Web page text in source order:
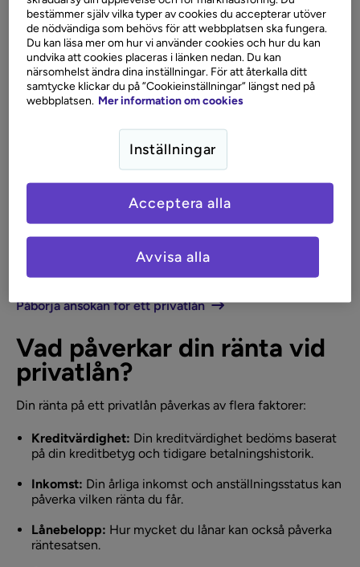
kompensation för att använda pengarna. Om du sparar
pengar, betalar banken ränta till dig som en belöning för
att du sätter in pengar hos dem.
Exempel på ränta
betalar du 5 000 kronor i ränta per år.
Räntor hos Collector
Hos oss på Collector erbjuder vi konkurrenskraftiga
räntor, oavsett om du behöver ett privatlån, kreditkort
eller vill öppna ett sparkonto.
Se våra aktuella sparräntor
Påbörja ansökan för ett privatlån
Vad påverkar din ränta vid
privatlån?
Din ränta på ett privatlån påverkas av flera faktorer:
Kreditvärdighet: Din kreditvärdighet bedöms baserat
på din kreditbetyg och tidigare betalningshistorik.
Inkomst: Din årliga inkomst och anställningsstatus kan
påverka vilken ränta du får.
Lånebelopp: Hur mycket du lånar kan också påverka
räntesatsen.
bestämmer själv vilka typer av cookies du accepterar utöver
de nödvändiga som behövs för att webbplatsen ska fungera.
Du kan läsa mer om hur vi använder cookies och hur du kan
undvika att cookies placeras i länken nedan. Du kan
närsomhelst ändra dina inställningar. För att återkalla ditt
samtycke klickar du på ”Cookieinställningar” längst ned på
webbplatsen. Mer information om cookies
Inställningar
Avvisa alla
Acceptera alla